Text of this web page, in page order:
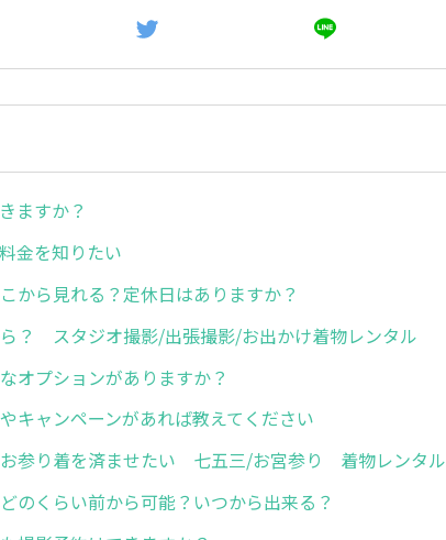
ますか？
金を知りたい
から見れる？定休日はありますか？
？ スタジオ撮影/出張撮影/お出かけ着物レンタル
オプションがありますか？
キャンペーンがあれば教えてください
参り着を済ませたい 七五三/お宮参り 着物レンタル
のくらい前から可能？いつから出来る？